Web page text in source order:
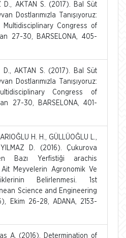
D., AKTAN S. (2017). Bal Süt
Dostlarımızla Tanışıyoruz:
Multidisciplinary Congress of
27-30, BARSELONA, 405-
D., AKTAN S. (2017). Bal Süt
Dostlarımızla Tanışıyoruz:
Congress of
27-30, BARSELONA, 401-
H. H., GÜLLÜOĞLU L.,
D. (2016). Çukurova
Bazı Yerfistiği arachis
Meyvelerin Agronomik Ve
Belirlenmesi. 1st
Science and Engineering
Ekim 26-28, ADANA, 2153-
A. (2016). Determination of